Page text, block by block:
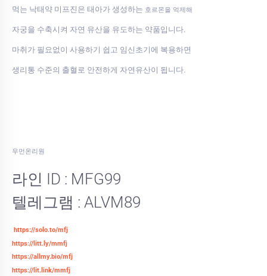
먹는 낙태약 미프진은 태아가 생성하는 호르몬을 억제해
자궁을 수축시켜 자연 유산을 유도하는 약품입니다.
마취가 필요없이 사용하기 쉽고 임신초기에 복용하면
생리통 수준의 출혈로 안전하게 자연유산이 됩니다.
우먼온리원
라인 ID : MFG99
텔레그램 : ALVM89
https://solo.to/mfj
https://litt.ly/mmfj
https://allmy.bio/mfj
https://lit.link/mmfj